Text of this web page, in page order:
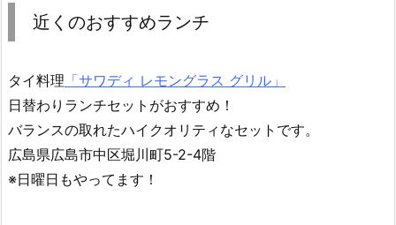
近くのおすすめランチ
タイ料理 「サワディ レモングラス グリル」
日替わりランチセットがおすすめ！
バランスの取れたハイクオリティなセットです。
広島県広島市中区堀川町5-2-4階
※日曜日もやってます！